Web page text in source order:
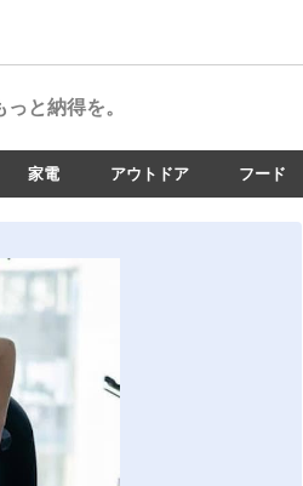
と納得を。
家電 アウトドア フード